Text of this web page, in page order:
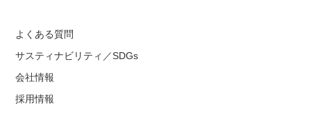
よくある質問
サスティナビリティ／SDGs
会社情報
採用情報